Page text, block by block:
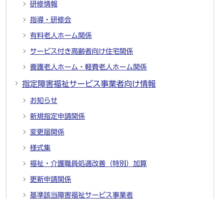
研修情報
指導・研修会
有料老人ホーム関係
サービス付き高齢者向け住宅関係
養護老人ホーム・軽費老人ホーム関係
指定障害福祉サービス事業者向け情報
お知らせ
新規指定申請関係
変更届関係
様式集
福祉・介護職員処遇改善（特別）加算
更新申請関係
基準該当障害福祉サービス事業者